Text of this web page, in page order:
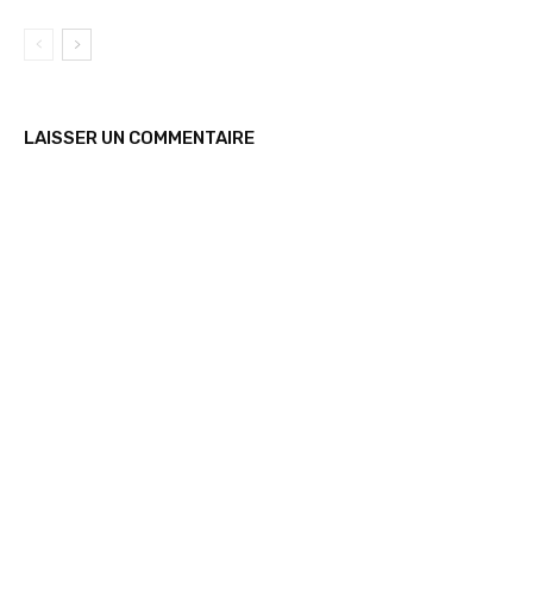
LAISSER UN COMMENTAIRE